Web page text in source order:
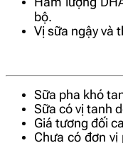
bộ.
Vị sữa ngậy và
Sữa pha khó
Sữa có vị tanh
Giá tương đối
Chưa có đơn